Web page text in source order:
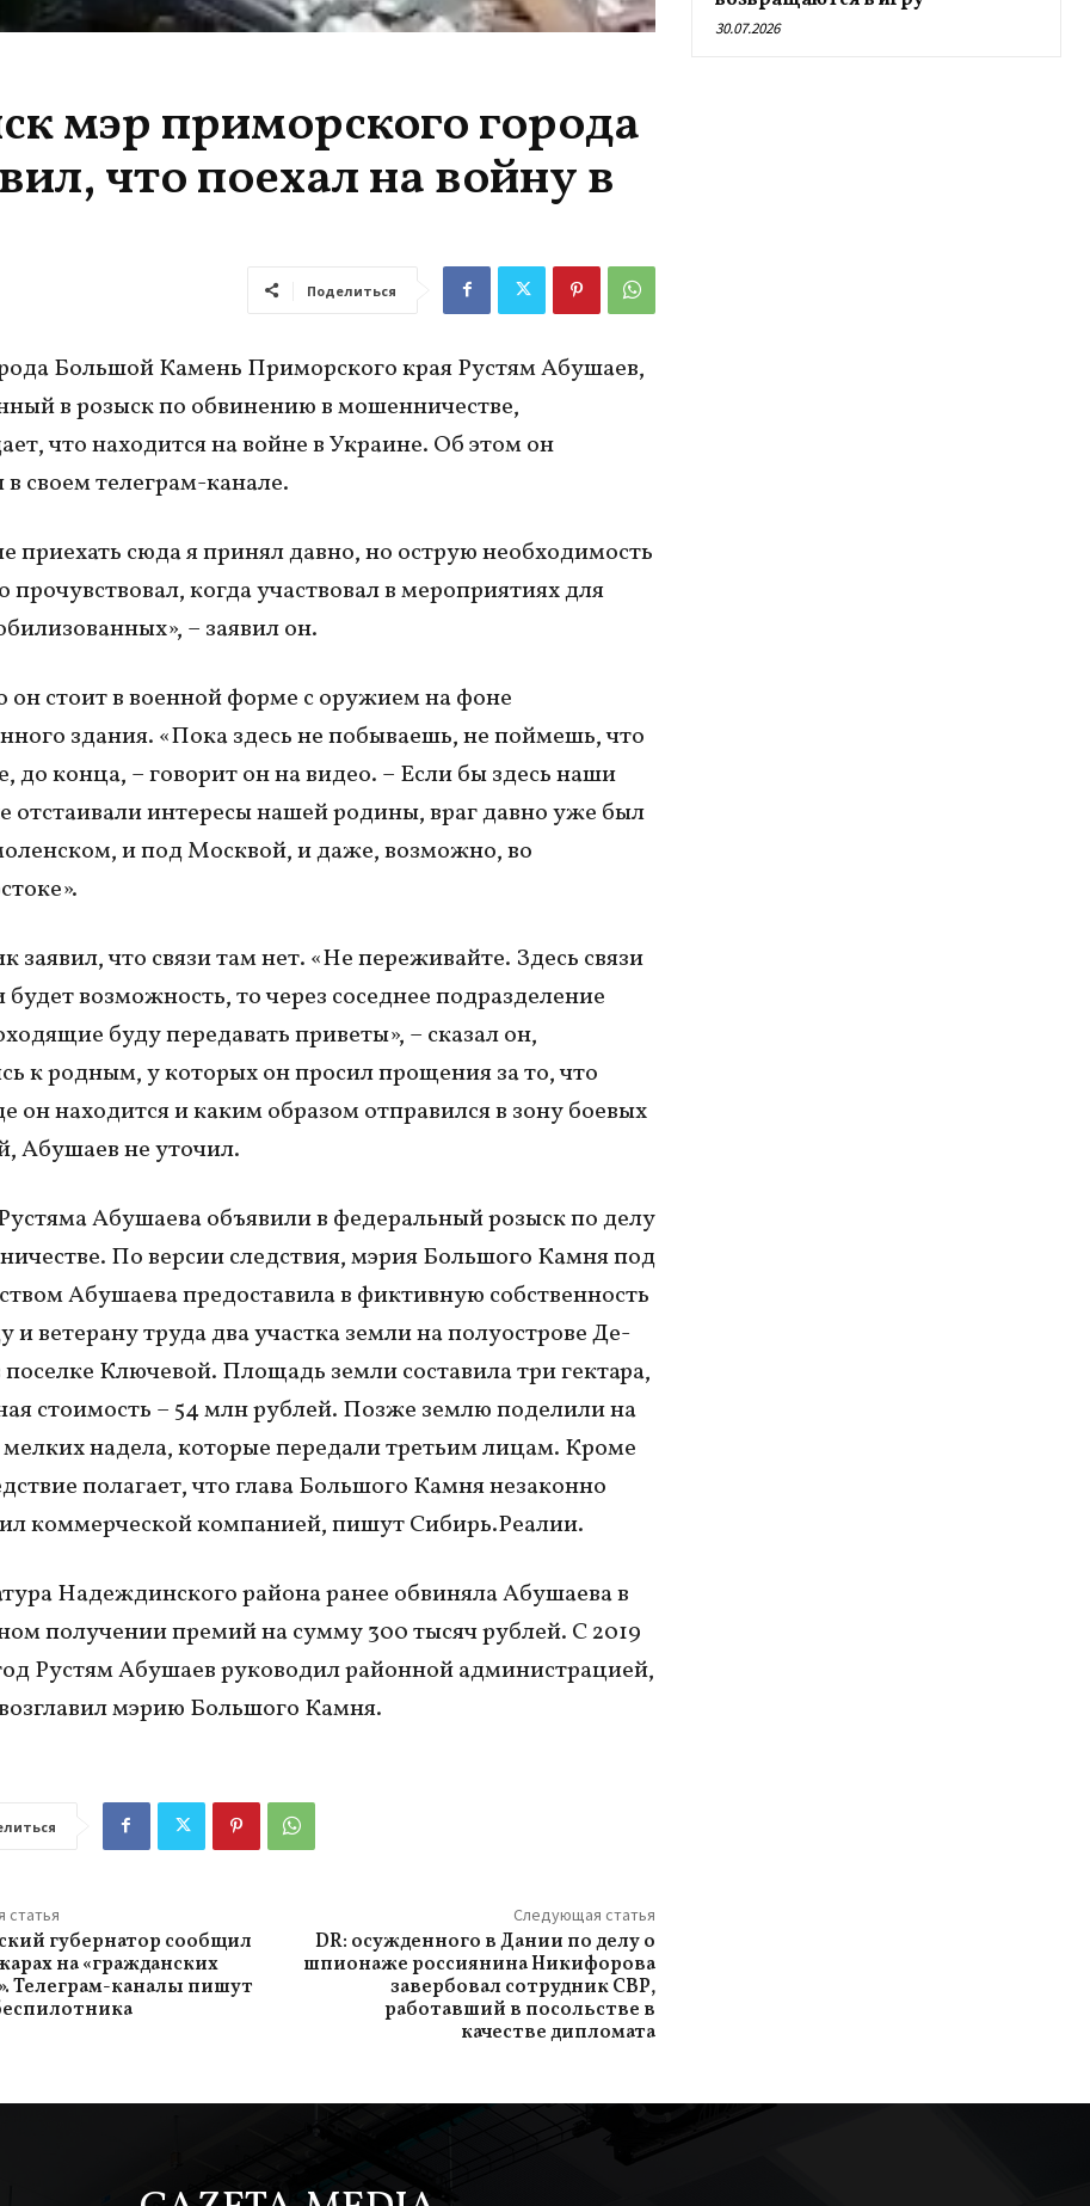
мэр приморского города
что поехал на войну в
Поделиться
Большой Камень Приморского края Рустям Абушаев,
в розыск по обвинению в мошенничестве,
что находится на войне в Украине. Об этом он
своем телеграм-канале.
приехать сюда я принял давно, но острую необходимость
прочувствовал, когда участвовал в мероприятиях для
– заявил он.
он стоит в военной форме с оружием на фоне
здания. «Пока здесь не побываешь, не поймешь, что
до конца, – говорит он на видео. – Если бы здесь наши
отстаивали интересы нашей родины, враг давно уже был
и под Москвой, и даже, возможно, во
заявил, что связи там нет. «Не переживайте. Здесь связи
будет возможность, то через соседнее подразделение
буду передавать приветы», – сказал он,
к родным, у которых он просил прощения за то, что
он находится и каким образом отправился в зону боевых
Абушаев не уточил.
Абушаева объявили в федеральный розыск по делу
По версии следствия, мэрия Большого Камня под
Абушаева предоставила в фиктивную собственность
и ветерану труда два участка земли на полуострове Де-
Ключевой. Площадь земли составила три гектара,
стоимость – 54 млн рублей. Позже землю поделили на
мелких надела, которые передали третьим лицам. Кроме
полагает, что глава Большого Камня незаконно
коммерческой компанией, пишут Сибирь.Реалии.
Надеждинского района ранее обвиняла Абушаева в
получении премий на сумму 300 тысяч рублей. С 2019
Рустям Абушаев руководил районной администрацией,
мэрию Большого Камня.
губернатор сообщил
на «гражданских
Телеграм-каналы пишут
Следующая статья
DR: осужденного в Дании по делу о
шпионаже россиянина Никифорова
завербовал сотрудник СВР,
работавший в посольстве в
качестве дипломата
30.07.2026